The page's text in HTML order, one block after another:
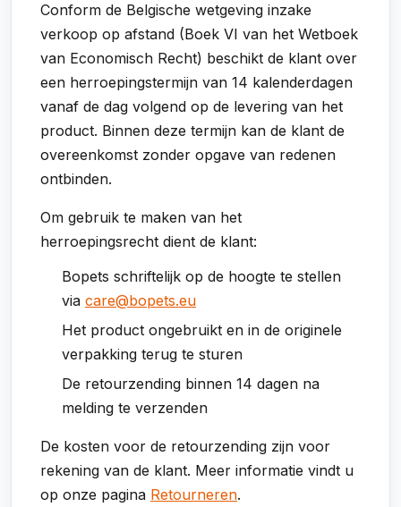
Conform de Belgische wetgeving inzake
verkoop op afstand (Boek VI van het Wetboek
van Economisch Recht) beschikt de klant over
een herroepingstermijn van 14 kalenderdagen
vanaf de dag volgend op de levering van het
product. Binnen deze termijn kan de klant de
overeenkomst zonder opgave van redenen
ontbinden.
Om gebruik te maken van het
herroepingsrecht dient de klant:
Bopets schriftelijk op de hoogte te stellen
via care@bopets.eu
Het product ongebruikt en in de originele
verpakking terug te sturen
De retourzending binnen 14 dagen na
melding te verzenden
De kosten voor de retourzending zijn voor
rekening van de klant. Meer informatie vindt u
op onze pagina Retourneren.